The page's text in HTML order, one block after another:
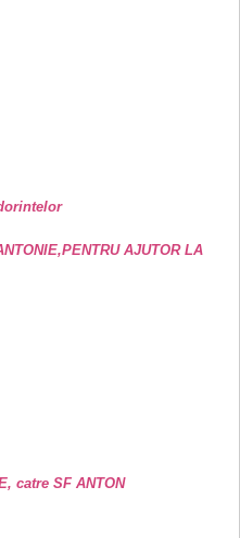
AJUTOR LA
catre SF ANTON